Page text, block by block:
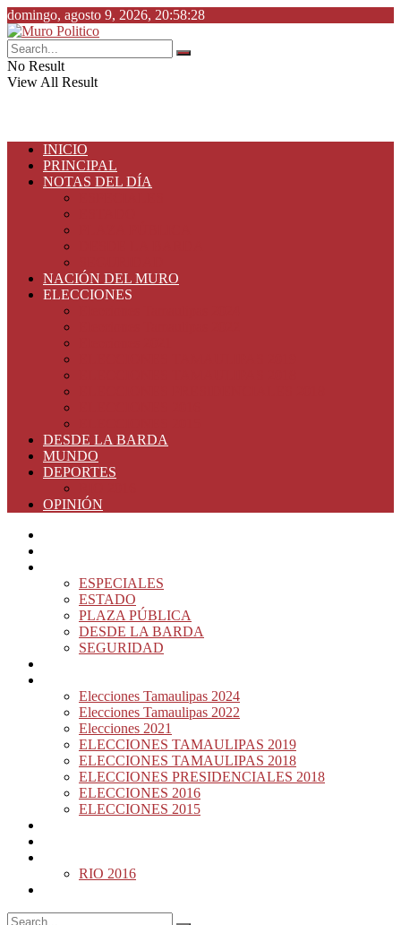
domingo, agosto 9, 2026, 20:58:28
No Result
View All Result
INICIO
PRINCIPAL
NOTAS DEL DÍA
NACIÓN DEL MURO
ELECCIONES
DESDE LA BARDA
MUNDO
DEPORTES
OPINIÓN
ESPECIALES
ESTADO
PLAZA PÚBLICA
DESDE LA BARDA
SEGURIDAD
Elecciones Tamaulipas 2024
Elecciones Tamaulipas 2022
Elecciones 2021
ELECCIONES TAMAULIPAS 2019
ELECCIONES TAMAULIPAS 2018
ELECCIONES PRESIDENCIALES 2018
ELECCIONES 2016
ELECCIONES 2015
RIO 2016